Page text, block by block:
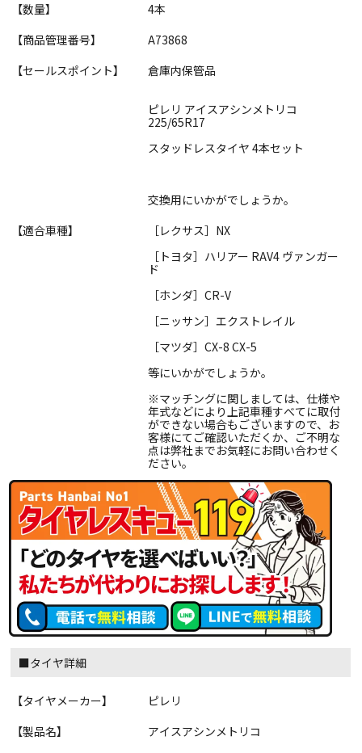
【数量】
4本
【商品管理番号】
A73868
【セールスポイント】
倉庫内保管品
ピレリ アイスアシンメトリコ
225/65R17
スタッドレスタイヤ 4本セット
交換用にいかがでしょうか。
【適合車種】
［レクサス］NX
［トヨタ］ハリアー RAV4 ヴァンガー
ド
［ホンダ］CR-V
［ニッサン］エクストレイル
［マツダ］CX-8 CX-5
等にいかがでしょうか。
※マッチングに関しましては、仕様や
年式などにより上記車種すべてに取付
ができない場合もございますので、お
客様にてご確認いただくか、ご不明な
点は弊社までお気軽にお問い合わせく
ださい。
■タイヤ詳細
【タイヤメーカー】
ピレリ
【製品名】
アイスアシンメトリコ